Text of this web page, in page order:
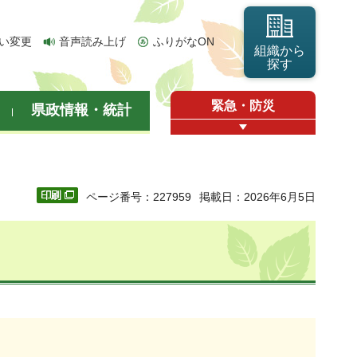
変更 音声読み上げ ふりがなON
組織から
探す
県政情報・統計 緊急・防災
ページ番号：227959 掲載日：2026年6月5日